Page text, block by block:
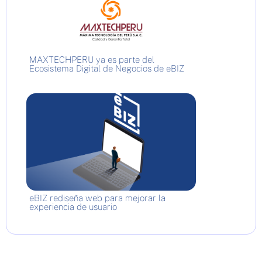
MAXTECHPERU ya es parte del
Ecosistema Digital de Negocios de eBIZ
eBIZ rediseña web para mejorar la
experiencia de usuario